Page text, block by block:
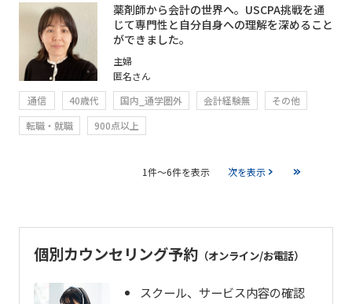
薬剤師から会計の世界へ。USCPA挑戦を通
じて専門性と自分自身への理解を深めること
ができました。
主婦
匿名さん
通信
40歳代 国内_通学圏外 会計経験無
その他
転職・就職
900点以上
1件～6件を表示 次を表示
個別カウンセリング予約（オンライン/お電話）
スクール、サービス内容の確認